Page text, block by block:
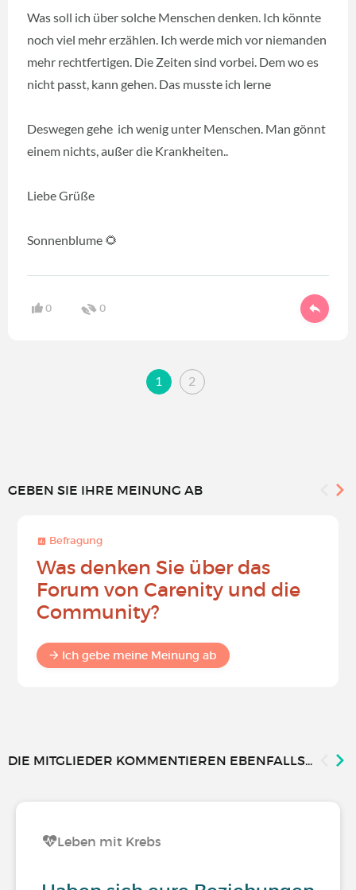
Was soll ich über solche Menschen denken. Ich könnte
noch viel mehr erzählen. Ich werde mich vor niemanden
mehr rechtfertigen. Die Zeiten sind vorbei. Dem wo es
nicht passt, kann gehen. Das musste ich lerne
Deswegen gehe ich wenig unter Menschen. Man gönnt
einem nichts, außer die Krankheiten..
Liebe Grüße
Sonnenblume 🌻
0 0
1 2
GEBEN SIE IHRE MEINUNG AB
Befragung
Was denken Sie über das
Forum von Carenity und die
Community?
Ich gebe meine Meinung ab
DIE MITGLIEDER KOMMENTIEREN EBENFALLS...
Leben mit Krebs